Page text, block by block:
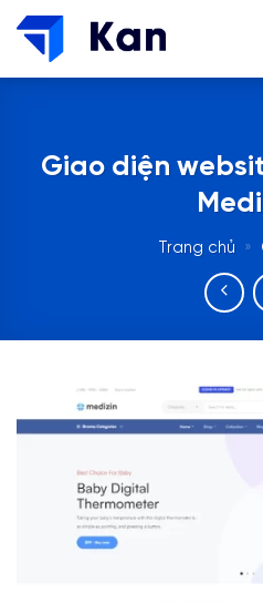
Bỏ
qua
nội
Giao diện
Trang chủ »